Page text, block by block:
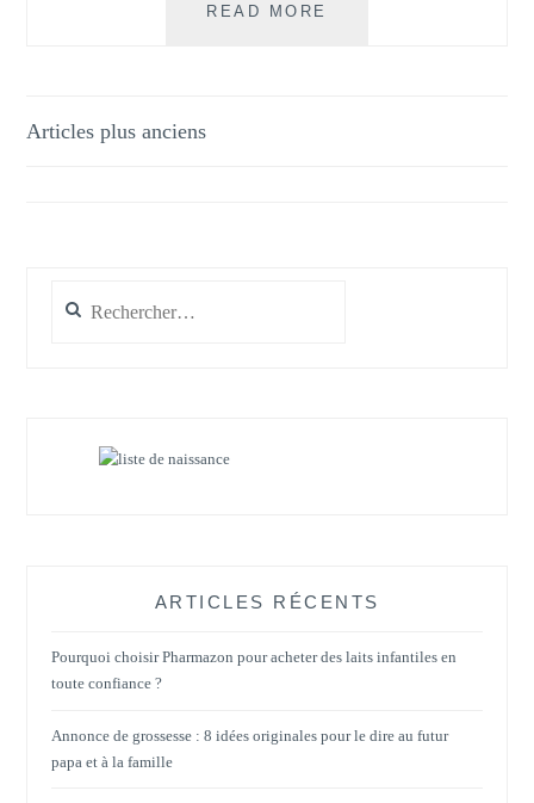
READ MORE
Navigation
Articles plus anciens
ARTICLES RÉCENTS
Pourquoi choisir Pharmazon pour acheter des laits infantiles en
toute confiance ?
Annonce de grossesse : 8 idées originales pour le dire au futur
papa et à la famille